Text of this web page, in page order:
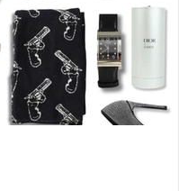
responsable , et Philomène Tell